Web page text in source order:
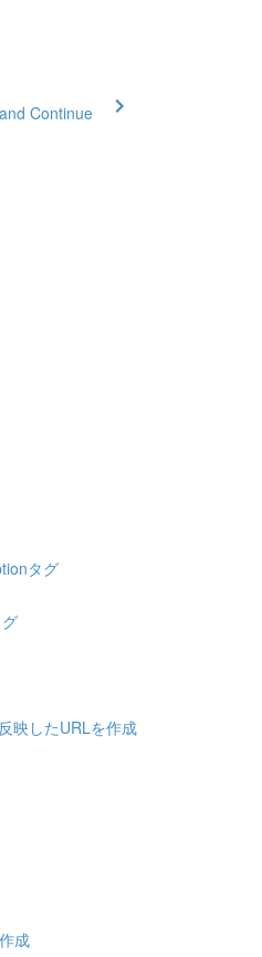
Continue
タグ
映したURLを作成
成